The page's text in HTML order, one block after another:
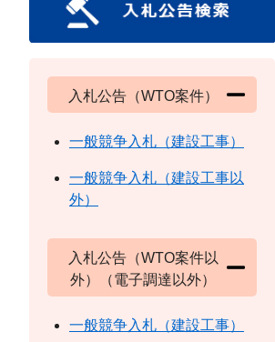
入札公告（WTO案件）
一般競争入札（建設工事）
一般競争入札（建設工事以
外）
入札公告（WTO案件以
外）（電子調達以外）
一般競争入札（建設工事）